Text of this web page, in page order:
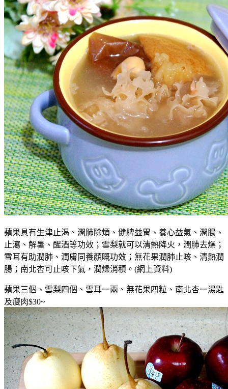
蘋果具有生津止渴、潤肺除煩、健脾益胃、養心益氣、潤腸、
止瀉、解暑、醒酒等功效；雪梨就可以清熱降火，潤肺去燥；
雪耳有助潤肺、潤膚同養顏嘅功效；無花果潤肺止咳、清熱潤
腸；南北杏可止咳下氣，潤燥消積。(網上資料)
蘋果三個、雪梨四個、雪耳一兩、無花果四粒、南北杏一湯匙
及瘦肉$30~